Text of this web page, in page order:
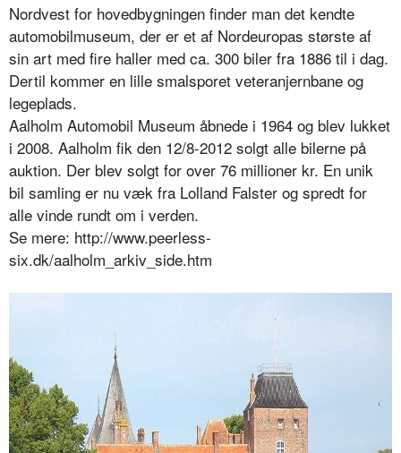
Nordvest for hovedbygningen finder man det kendte
automobilmuseum, der er et af Nordeuropas største af
sin art med fire haller med ca. 300 biler fra 1886 til i dag.
Dertil kommer en lille smalsporet veteranjernbane og
legeplads.
Aalholm Automobil Museum åbnede i 1964 og blev lukket
i 2008. Aalholm fik den 12/8-2012 solgt alle bilerne på
auktion. Der blev solgt for over 76 millioner kr. En unik
bil samling er nu væk fra Lolland Falster og spredt for
alle vinde rundt om i verden.
Se mere: http://www.peerless-
six.dk/aalholm_arkiv_side.htm